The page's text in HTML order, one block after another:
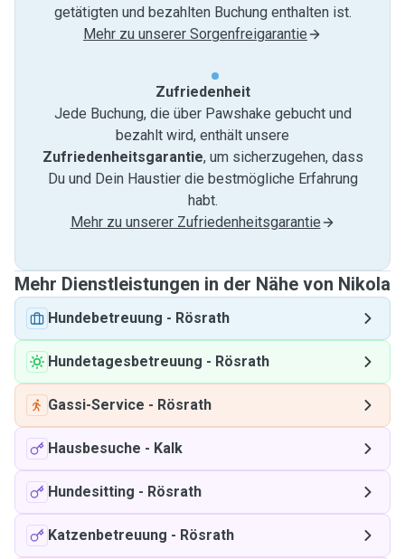
getätigten und bezahlten Buchung enthalten ist.
Mehr zu unserer Sorgenfreigarantie
Zufriedenheit
Jede Buchung, die über Pawshake gebucht und
bezahlt wird, enthält unsere
Zufriedenheitsgarantie, um sicherzugehen, dass
Du und Dein Haustier die bestmögliche Erfahrung
habt.
Mehr zu unserer Zufriedenheitsgarantie
Mehr Dienstleistungen in der Nähe von Nikola
Hundebetreuung - Rösrath
Hundetagesbetreuung - Rösrath
Gassi-Service - Rösrath
Hausbesuche - Kalk
Hundesitting - Rösrath
Katzenbetreuung - Rösrath